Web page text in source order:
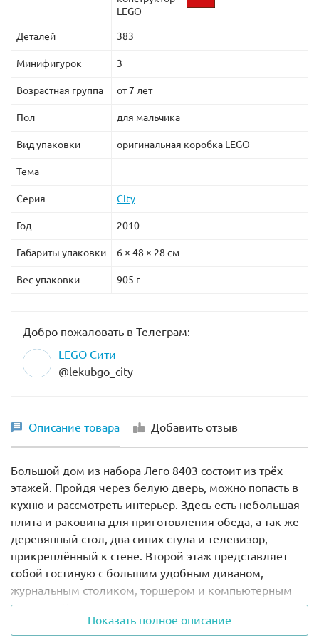
LEGO
Деталей 383
Минифигурок 3
Возрастная группа от 7 лет
Пол для мальчика
Вид упаковки оригинальная коробка LEGO
Тема —
Серия City
Год 2010
Габариты упаковки 6 × 48 × 28 см
Вес упаковки 905 г
Добро пожаловать в Телеграм:
LEGO Сити
@lekubgo_city
Описание товара Добавить отзыв
Большой дом из набора Лего 8403 состоит из трёх
этажей. Пройдя через белую дверь, можно попасть в
кухню и рассмотреть интерьер. Здесь есть небольшая
плита и раковина для приготовления обеда, а так же
деревянный стол, два синих стула и телевизор,
прикреплённый к стене. Второй этаж представляет
собой гостиную с большим удобным диваном,
журнальным столиком, торшером и компьютерным
уголком. Через два прозрачных окна открывается
прекрасный вид на улицу и сад. Под самой крышей
Показать полное описание